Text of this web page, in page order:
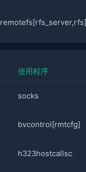
remotefs[rfs_server,rfs]
使用程序
socks
bvcontrol[rmtcfg]
h323hostcallsc